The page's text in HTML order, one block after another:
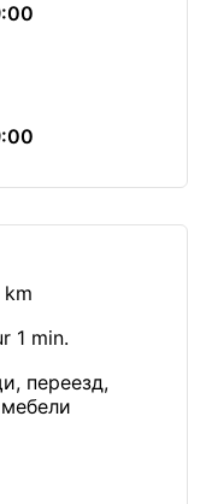
1 min.
переезд,